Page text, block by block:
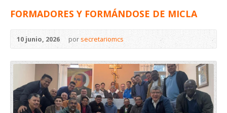
FORMADORES Y FORMÁNDOSE DE MICLA
10 junio, 2026 porsecretariomcs